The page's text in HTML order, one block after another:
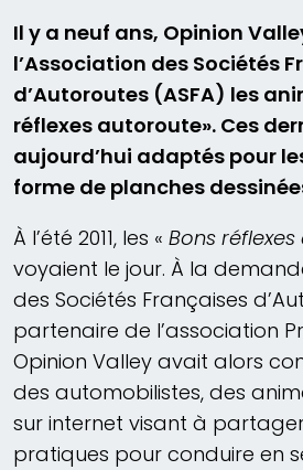
Il y a neuf ans, Opinion
l’Association des Sociétés
d’Autoroutes (ASFA) les
réflexes autoroute». Ces
aujourd’hui adaptés pour
forme de planches
À l’été 2011, les « Bons
voyaient le jour. À la
des Sociétés Françaises
partenaire de l’association
Opinion Valley avait alors
des automobilistes, des
sur internet visant à
pratiques pour conduire en